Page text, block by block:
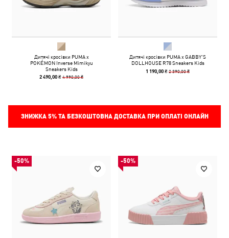
Дитячі кросівки PUMA x
POKÉMON Inverse Mimikyu
Sneakers Kids
2 490,00 ₴4 990,00 ₴
Дитячі кросівки PUMA x GABBY'S
DOLLHOUSE R78 Sneakers Kids
1 190,00 ₴2 390,00 ₴
ЗНИЖКА 5%ТА БЕЗКОШТОВНА ДОСТАВКА ПРИ ОПЛАТІ ОНЛАЙН
-50% -50%